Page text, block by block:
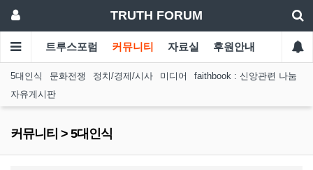
TRUTH FORUM
트루스포럼 커뮤니티 자료실 후원안내
5대인식 문화전쟁 정치/경제/시사 미디어
faithbook : 신앙관련 나눔
자유게시판
커뮤니티 > 5대인식